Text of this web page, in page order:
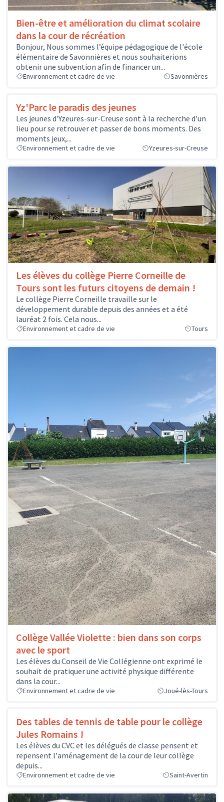
Bien-être et amélioration du climat scolaire
dans la cour de récréation
Bonjour, Nous sommes l’équipe pédagogique de l'école
élémentaire de Savonnières et nous souhaiterions
obtenir une subvention afin de financer un...
Environnement et cadre de vie Savonnières
Yz'Parc le paradis des jeunes
Les jeunes d'Yzeures-sur-Creuse sont à la recherche d'un
lieu pour se retrouver et passer de bons moments. Des
moments jeux,...
Environnement et cadre de vie Yzeures-sur-Creuse
Les élèves du collège Pierre Corneille de
Tours sont les futurs citoyens de demain !
Le collège Pierre Corneille travaille sur le
développement durable depuis des années et a été
lauréat 2 fois. Cela nous...
Environnement et cadre de vie Tours
Collège Vallée Violette : bien dans son corps
avec le sport
Les élèves du Conseil de Vie Collégienne ont exprimé le
souhait de pratiquer une activité physique différente
dans la cour...
Environnement et cadre de vie Joué-lès-Tours
Des tables de tennis de table pour le collège
Jules Romains !
Les élèves du CVC et les délégués de classe pensent et
repensent l'aménagement de la cour de leur collège
depuis...
Environnement et cadre de vie Saint-Avertin